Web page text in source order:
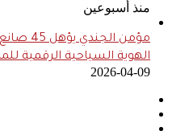
منذ أسبوعين
مؤمن
الهوية السياحية الرقمية
2026-04-09